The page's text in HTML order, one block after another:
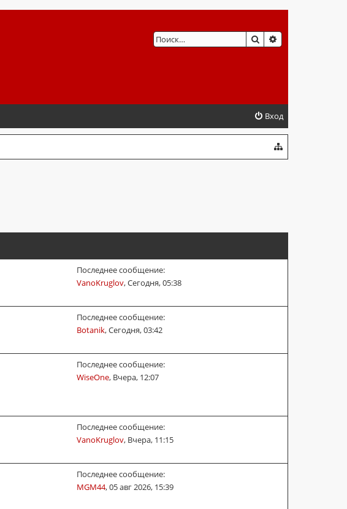
ПОИСК
Вход
Последнее сообщение:
VanoKruglov,Сегодня, 05:38
Последнее сообщение:
Botanik,Сегодня, 03:42
Последнее сообщение:
WiseOne, Вчера, 12:07
Последнее сообщение:
VanoKruglov, Вчера, 11:15
Последнее сообщение:
MGM44,05 авг 2026, 15:39